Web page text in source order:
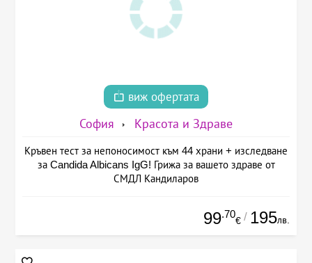
виж офертата
София Красота и Здраве
Кръвен тест за непоносимост към 44 храни + изследване
за Candida Albicans IgG! Грижа за вашето здраве от
СМДЛ Кандиларов
99.70
€ / 195лв.